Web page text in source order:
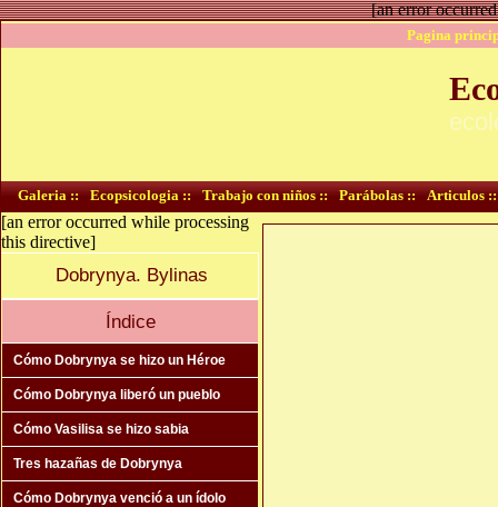
[an error
Pagina
Galeria :: Ecopsicologia :: Trabajo con niños :: Parábolas :: Articulos ::
[an error occurred while processing
this directive]
Dobrynya. Bylinas
Índice
Cómo Dobrynya se hizo un Héroe
Cómo Dobrynya liberó un pueblo
Cómo Vasilisa se hizo sabia
Tres hazañas de Dobrynya
Cómo Dobrynya venció a un ídolo